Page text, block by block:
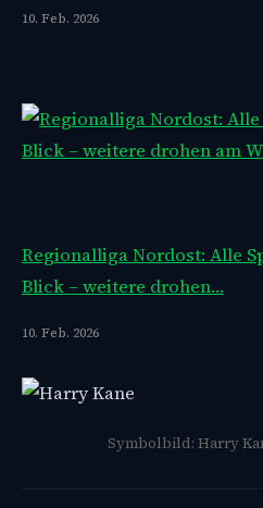
10. Feb. 2026
Regionalliga Nordost: Alle
Blick – weitere drohen…
10. Feb. 2026
Symbolbild: Harry